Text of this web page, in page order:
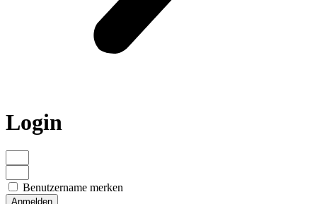
Login
Benutzername merken
Anmelden